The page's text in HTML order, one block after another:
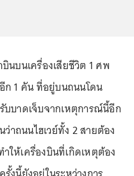
นบนเครื่องเสียชีวิต 1 ศพ
ก 1 คัน ที่อยู่บนถนนโดน
บาดเจ็บจากเหตุการณ์นี้อีก
าถนนไฮเวย์ทั้ง 2 สายต้อง
ให้เครื่องบินที่เกิดเหตุต้อง